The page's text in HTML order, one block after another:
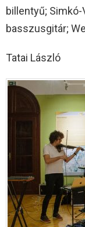
billentyű;
basszusgitár;
Tatai László